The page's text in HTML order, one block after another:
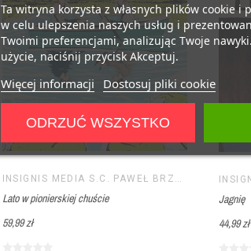
INSIGNIS MEDIA S.C. PAWEŁ BRZOZOWSKI TOMASZ BRZOZOWSKI
Lato w pionierskiej chuście
59,99 zł
Jagnię
44,99 zł
Ta witryna korzysta z własnych plików cookie i
w celu ulepszenia naszych usług i
Twoimi preferencjami, analizując Twoje
użycie, naciśnij przycisk Akceptuj.
Więcej informacji Dostosuj pliki cookie
ODRZUĆ WSZYSTKO